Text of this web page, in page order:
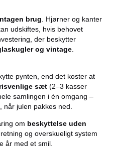
brug . Hjørner og kanter
udskiftes, hvis behovet
der beskytter
og vintage
pynten, end det koster at
sæt (2–3 kasser
samlingen i én omgang –
når julen pakkes ned.
om beskyttelse uden
og overskueligt system
år med et smil.